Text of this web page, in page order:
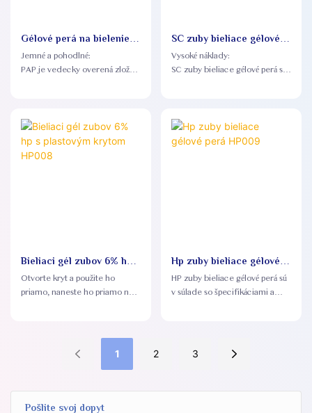
Pošlite svoj dopyt
Gélové perá na bielenie
zubov PAP PAP007
Jemné a pohodlné:
PAP je vedecky overená zložka
bolesť a je vhodný pre citlivé
zuby
SC zuby bieliace gélové
perá sc005
Vysoké náklady:
SC zuby bieliace gélové perá sú
spotrebiteľov
Bieliaci gél zubov 6% hp s
plastovým krytom HP008
Otvorte kryt a použite ho
priamo, naneste ho priamo na
Hp zuby bieliace gélové
perá HP009
HP zuby bieliace gélové perá sú
v súlade so špecifikáciami a
1 2 3